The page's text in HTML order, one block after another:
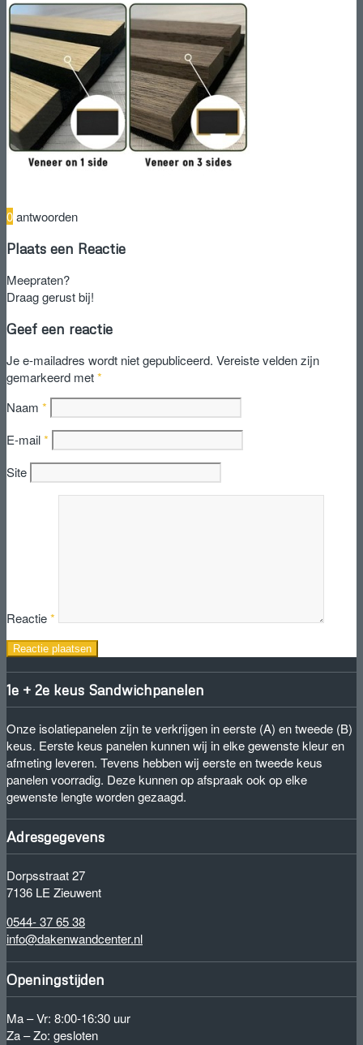
0antwoorden
Plaats een Reactie
Meepraten?
Draag gerust bij!
Geef een reactie
Je e-mailadres wordt niet gepubliceerd. Vereiste velden zijn
gemarkeerd met*
Naam *
E-mail*
Site
Reactie*
1e + 2e keus Sandwichpanelen
Onze isolatiepanelen zijn te verkrijgen in eerste (A) en tweede (B)
keus. Eerste keus panelen kunnen wij in elke gewenste kleur en
afmeting leveren. Tevens hebben wij eerste en tweede keus
panelen voorradig. Deze kunnen op afspraak ook op elke
gewenste lengte worden gezaagd.
Adresgegevens
Dorpsstraat 27
7136 LE Zieuwent
0544- 37 65 38
info@dakenwandcenter.nl
Openingstijden
Ma – Vr: 8:00-16:30 uur
Za – Zo: gesloten